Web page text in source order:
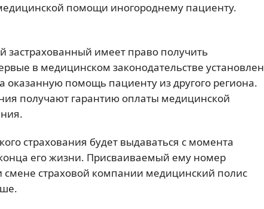
помощи иногороднему пациенту.
застрахованный имеет право получить
в медицинском законодательстве установлен
оказанную помощь пациенту из другого региона.
получают гарантию оплаты медицинской
страхования будет выдаваться с момента
его жизни. Присваиваемый ему номер
страховой компании медицинский полис